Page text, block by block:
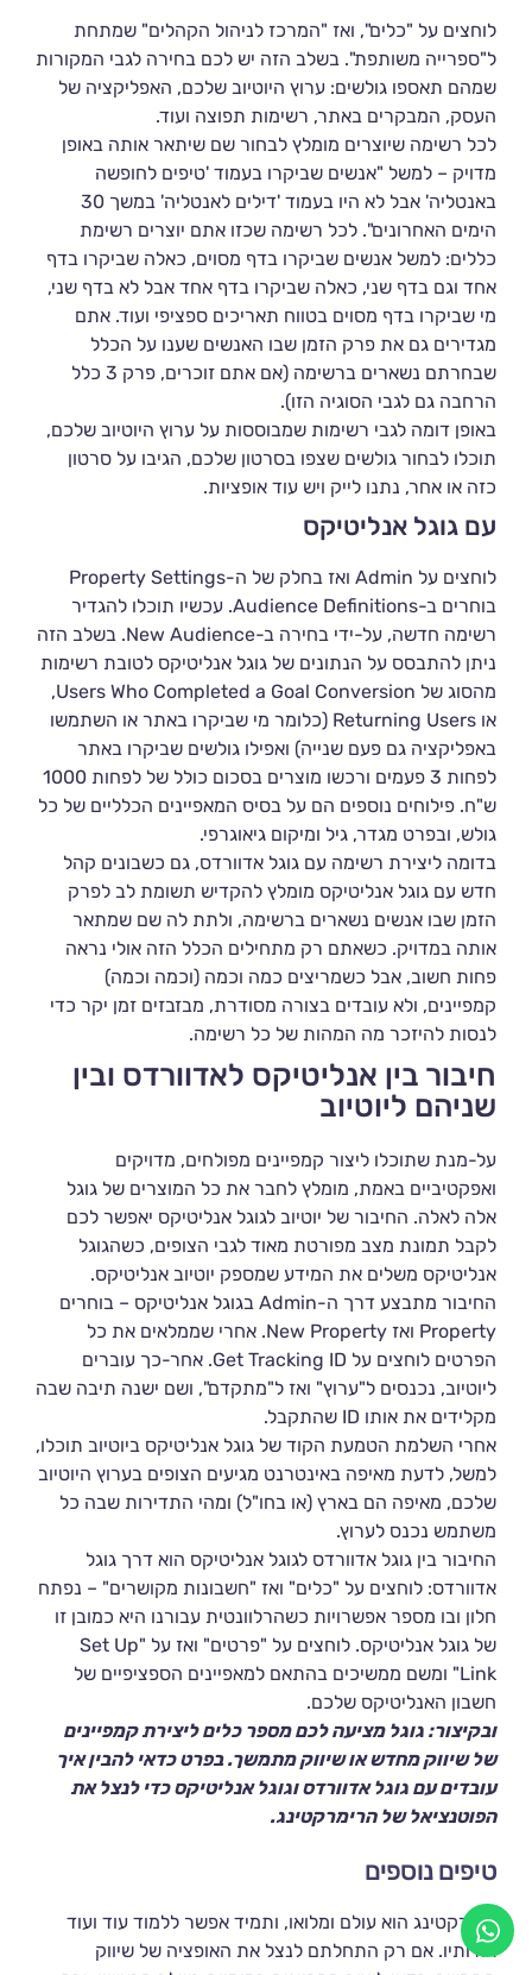
לוחצים על "כלים", ואז "המרכז לניהול הקהלים" שמתחת
ל"ספרייה משותפת". בשלב הזה יש לכם בחירה לגבי המקורות
שמהם תאספו גולשים: ערוץ היוטיוב שלכם, האפליקציה של
העסק, המבקרים באתר, רשימות תפוצה ועוד.
לכל רשימה שיוצרים מומלץ לבחור שם שיתאר אותה באופן
מדויק – למשל "אנשים שביקרו בעמוד 'טיפים לחופשה
באנטליה' אבל לא היו בעמוד 'דילים לאנטליה' במשך 30
הימים האחרונים". לכל רשימה שכזו אתם יוצרים רשימת
כללים: למשל אנשים שביקרו בדף מסוים, כאלה שביקרו בדף
אחד וגם בדף שני, כאלה שביקרו בדף אחד אבל לא בדף שני,
מי שביקרו בדף מסוים בטווח תאריכים ספציפי ועוד. אתם
מגדירים גם את פרק הזמן שבו האנשים שענו על הכלל
שבחרתם נשארים ברשימה (אם אתם זוכרים, פרק 3 כלל
הרחבה גם לגבי הסוגיה הזו).
באופן דומה לגבי רשימות שמבוססות על ערוץ היוטיוב שלכם,
תוכלו לבחור גולשים שצפו בסרטון שלכם, הגיבו על סרטון
כזה או אחר, נתנו לייק ויש עוד אופציות.
עם גוגל אנליטיקס
לוחצים על Admin ואז בחלק של ה-Property Settings
בוחרים ב-Audience Definitions. עכשיו תוכלו להגדיר
רשימה חדשה, על-ידי בחירה ב-New Audience. בשלב הזה
ניתן להתבסס על הנתונים של גוגל אנליטיקס לטובת רשימות
מהסוג של Users Who Completed a Goal Conversion,
או Returning Users (כלומר מי שביקרו באתר או השתמשו
באפליקציה גם פעם שנייה) ואפילו גולשים שביקרו באתר
לפחות 3 פעמים ורכשו מוצרים בסכום כולל של לפחות 1000
ש"ח. פילוחים נוספים הם על בסיס המאפיינים הכלליים של כל
גולש, ובפרט מגדר, גיל ומיקום גיאוגרפי.
בדומה ליצירת רשימה עם גוגל אדוורדס, גם כשבונים קהל
חדש עם גוגל אנליטיקס מומלץ להקדיש תשומת לב לפרק
הזמן שבו אנשים נשארים ברשימה, ולתת לה שם שמתאר
אותה במדויק. כשאתם רק מתחילים הכלל הזה אולי נראה
פחות חשוב, אבל כשמריצים כמה וכמה (וכמה וכמה)
קמפיינים, ולא עובדים בצורה מסודרת, מבזבזים זמן יקר כדי
לנסות להיזכר מה המהות של כל רשימה.
חיבור בין אנליטיקס לאדוורדס ובין
שניהם ליוטיוב
על-מנת שתוכלו ליצור קמפיינים מפולחים, מדויקים
ואפקטיביים באמת, מומלץ לחבר את כל המוצרים של גוגל
אלה לאלה. החיבור של יוטיוב לגוגל אנליטיקס יאפשר לכם
לקבל תמונת מצב מפורטת מאוד לגבי הצופים, כשהגוגל
אנליטיקס משלים את המידע שמספק יוטיוב אנליטיקס.
החיבור מתבצע דרך ה-Admin בגוגל אנליטיקס – בוחרים
Property ואז New Property. אחרי שממלאים את כל
הפרטים לוחצים על Get Tracking ID. אחר-כך עוברים
ליוטיוב, נכנסים ל"ערוץ" ואז ל"מתקדם", ושם ישנה תיבה שבה
מקלידים את אותו ID שהתקבל.
אחרי השלמת הטמעת הקוד של גוגל אנליטיקס ביוטיוב תוכלו,
למשל, לדעת מאיפה באינטרנט מגיעים הצופים בערוץ היוטיוב
שלכם, מאיפה הם בארץ (או בחו"ל) ומהי התדירות שבה כל
משתמש נכנס לערוץ.
החיבור בין גוגל אדוורדס לגוגל אנליטיקס הוא דרך גוגל
אדוורדס: לוחצים על "כלים" ואז "חשבונות מקושרים" – נפתח
חלון ובו מספר אפשרויות כשהרלוונטית עבורנו היא כמובן זו
של גוגל אנליטיקס. לוחצים על "פרטים" ואז על "Set Up
Link" ומשם ממשיכים בהתאם למאפיינים הספציפיים של
חשבון האנליטיקס שלכם.
ובקיצור: גוגל מציעה לכם מספר כלים ליצירת קמפיינים
של שיווק מחדש או שיווק מתמשך. בפרט כדאי להבין איך
עובדים עם גוגל אדוורדס וגוגל אנליטיקס כדי לנצל את
הפוטנציאל של הרימרקטינג.
טיפים נוספים
רימרקטינג הוא עולם ומלואו, ותמיד אפשר ללמוד עוד ועוד
אודותיו. אם רק התחלתם לנצל את האופציה של שיווק